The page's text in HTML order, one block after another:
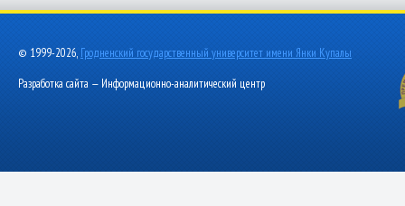
© 1999-2026, Гродненский государственный университет имени Янки Купалы
Разработка сайта — Информационно-аналитический центр